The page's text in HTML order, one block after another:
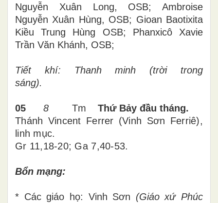
Nguyễn Xuân Long, OSB; Ambroise
Nguyễn Xuân Hùng, OSB; Gioan Baotixita
Kiều Trung Hùng OSB; Phanxicô Xavie
Trần Văn Khánh, OSB;
Tiết khí: Thanh minh (trời trong
sáng).
05 8 Tm
Thứ Bảy đầu tháng.
Thánh Vincent Ferrer (Vinh Sơn Ferriê),
linh mục.
Gr 11,18-20; Ga 7,40-53.
Bổn mạng:
* Các giáo họ: Vinh Sơn (Giáo xứ Phúc